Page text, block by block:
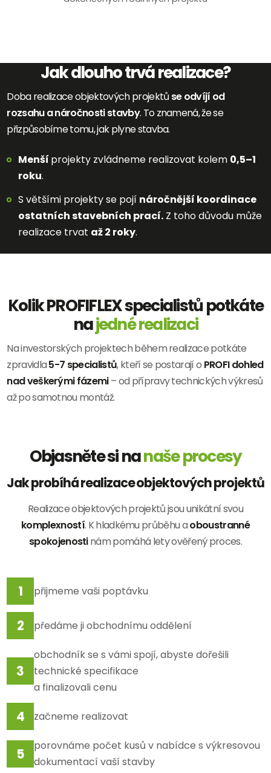
Jak dlouho trvá realizace?
Doba realizace objektových projektů se odvíjí od
rozsahu a náročnosti stavby. To znamená, že se
přizpůsobíme tomu, jak plyne stavba.
Menší projekty zvládneme realizovat kolem 0,5–1
roku.
S většími projekty se pojí náročnější koordinace
ostatních stavebních prací. Z toho důvodu může
realizace trvat až 2 roky.
Kolik PROFIFLEX specialistů potkáte
najedné realizaci
Na investorských projektech během realizace potkáte
zpravidla5-7 specialistů, kteří se postarají o PROFI dohled
nad veškerými fázemi– od přípravy technických výkresů
až po samotnou montáž.
Objasněte si nanaše procesy
Jak probíhá realizace objektových projektů
Realizace objektových projektů jsou unikátní svou
komplexností. K hladkému průběhu aoboustranné
spokojenostinám pomáhá lety ověřený proces.
přijmeme vaši poptávku
předáme ji obchodnímu oddělení
obchodník se s vámi spojí, abyste dořešili
technické specifikace
a finalizovali cenu
začneme realizovat
porovnáme počet kusů v nabídce s výkresovou
dokumentací vaší stavby